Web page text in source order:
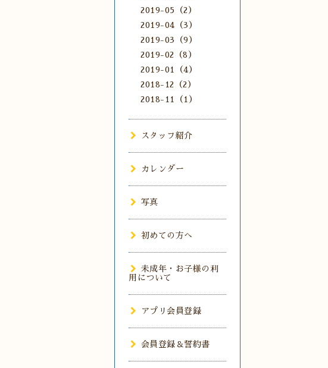
2019-05（2）
2019-04（3）
2019-03（9）
2019-02（8）
2019-01（4）
2018-12（2）
2018-11（1）
スタッフ紹介
カレンダー
写真
初めての方へ
未成年・お子様の利
用について
アプリ会員登録
会員登録＆誓約書